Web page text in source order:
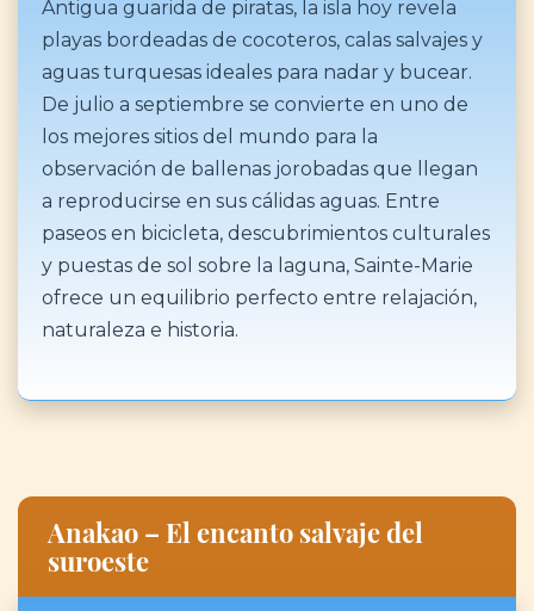
Antigua guarida de piratas, la isla hoy revela
playas bordeadas de cocoteros, calas salvajes y
aguas turquesas ideales para nadar y bucear.
De julio a septiembre se convierte en uno de
los mejores sitios del mundo para la
observación de ballenas jorobadas que llegan
a reproducirse en sus cálidas aguas. Entre
paseos en bicicleta, descubrimientos culturales
y puestas de sol sobre la laguna, Sainte-Marie
ofrece un equilibrio perfecto entre relajación,
naturaleza e historia.
Anakao – El encanto salvaje del
suroeste